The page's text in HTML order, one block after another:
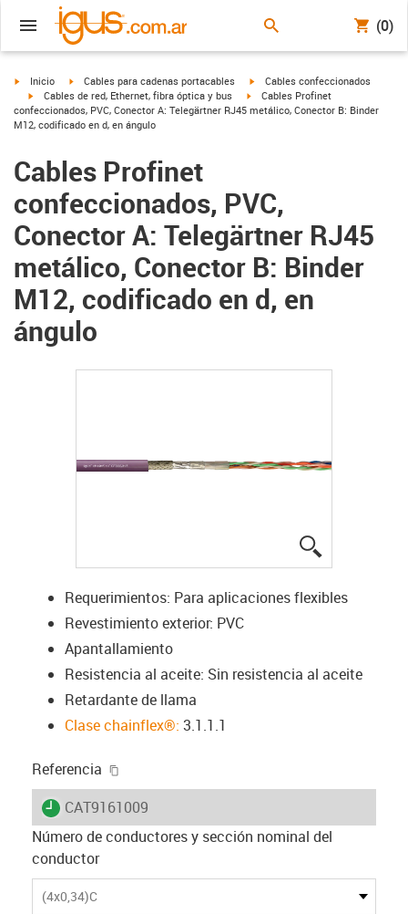
(0)
igus-icon-arrow-right
Inicio igus-icon-arrow-right
Cables para cadenas portacables igus-icon-arrow-right
Cables confeccionados
igus-icon-arrow-right
Cables de red, Ethernet, fibra óptica y bus igus-icon-arrow-right
Cables Profinet
confeccionados, PVC, Conector A: Telegärtner RJ45 metálico, Conector B: Binder
M12, codificado en d, en ángulo
Cables Profinet
confeccionados, PVC,
Conector A: Telegärtner RJ45
metálico, Conector B: Binder
M12, codificado en d, en
ángulo
Requerimientos: Para aplicaciones flexibles
Revestimiento exterior: PVC
Apantallamiento
Resistencia al aceite: Sin resistencia al aceite
Retardante de llama
Clase chainflex®: 3.1.1.1
Referencia
igus-icon-lieferzeit
CAT9161009
Número de conductores y sección nominal del
conductor
(4x0,34)C